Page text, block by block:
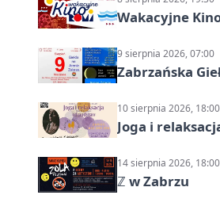
Wakacyjne
9 sierpnia 2026, 07:00
Zabrzańska
10 sierpnia 2026, 18:00
Joga i
14 sierpnia 2026, 18:00
ℤ w Zabrzu